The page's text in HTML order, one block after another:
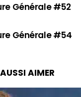
Générale #52
Générale #54
AIMER